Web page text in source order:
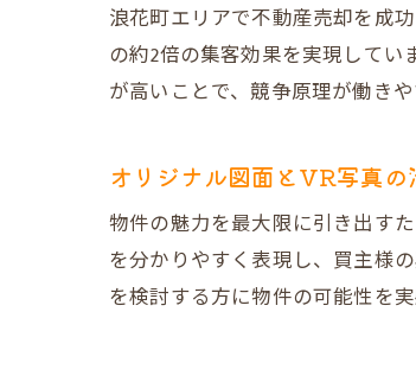
浪花町エリアで不動産売却を成
の約2倍の集客効果を実現して
が高いことで、競争原理が働き
オリジナル図面とVR写真
物件の魅力を最大限に引き出す
を分かりやすく表現し、買主様
を検討する方に物件の可能性を